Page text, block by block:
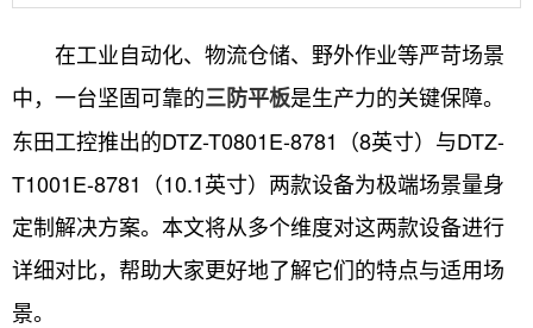
在工业自动化、物流仓储、野外作业等严苛场景
中，一台坚固可靠的三防平板是生产力的关键保障。
东田工控推出的DTZ-T0801E-8781（8英寸）与DTZ-
T1001E-8781（10.1英寸）两款设备为极端场景量身
定制解决方案。本文将从多个维度对这两款设备进行
详细对比，帮助大家更好地了解它们的特点与适用场
景。